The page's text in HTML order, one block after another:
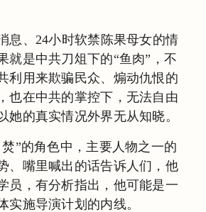
息、24小时软禁陈果母女的情
就是中共刀俎下的“鱼肉”，不
利用来欺骗民众、煽动仇恨的
也在中共的掌控下，无法自由
她的真实情况外界无从知晓。
”的角色中，主要人物之一的
、嘴里喊出的话告诉人们，他
员，有分析指出，他可能是一
实施导演计划的内线。